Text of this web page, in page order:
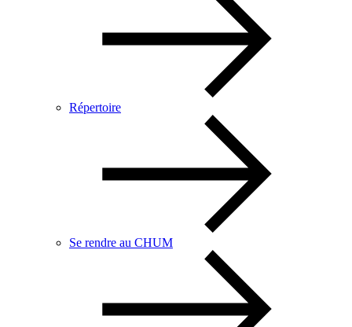
Répertoire
Se rendre au CHUM